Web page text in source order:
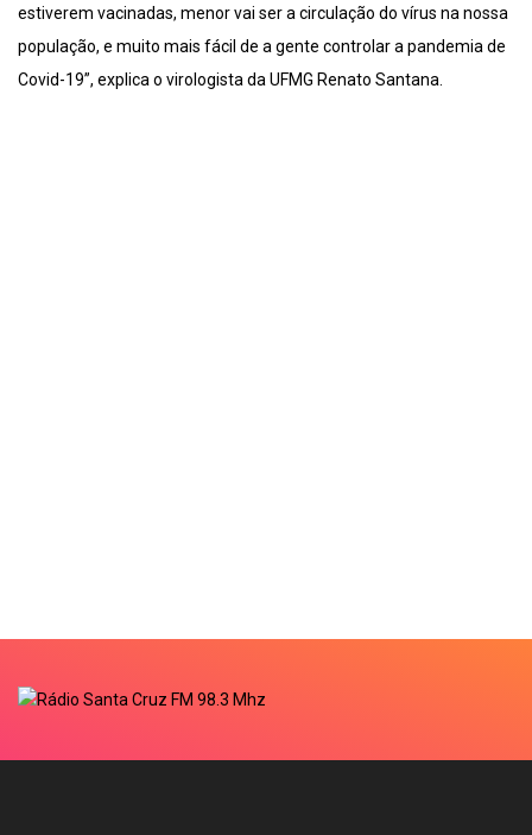
estiverem vacinadas, menor vai ser a circulação do vírus na nossa
população, e muito mais fácil de a gente controlar a pandemia de
Covid-19”, explica o virologista da UFMG Renato Santana.